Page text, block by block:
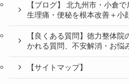
【ブログ】 北九州市・小倉
生理痛・便秘を根本改善＋小
【良くある質問】徳力整体
かれる質問、不安解消・お悩
【サイトマップ】